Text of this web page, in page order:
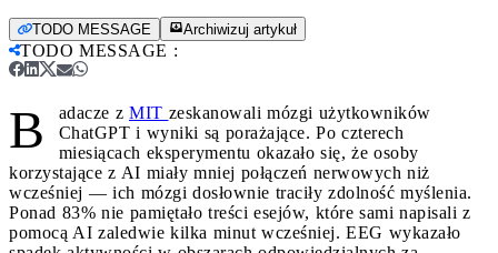
TODO MESSAGE Archiwizuj artykuł
TODO MESSAGE :
B adacze z MIT zeskanowali mózgi użytkowników
ChatGPT i wyniki są porażające. Po czterech
miesiącach eksperymentu okazało się, że osoby
korzystające z AI miały mniej połączeń nerwowych niż
wcześniej — ich mózgi dosłownie traciły zdolność myślenia.
Ponad 83% nie pamiętało treści esejów, które sami napisali z
pomocą AI zaledwie kilka minut wcześniej. EEG wykazało